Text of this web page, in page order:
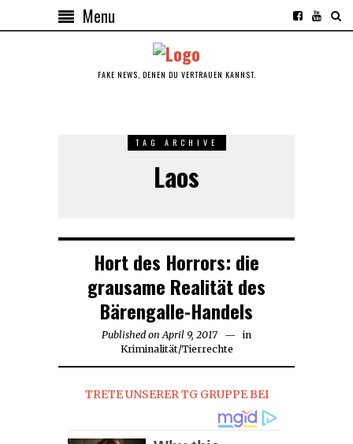
Menu
FAKE NEWS, DENEN DU VERTRAUEN KANNST.
TAG ARCHIVE
Laos
Hort des Horrors: die
grausame Realität des
Bärengalle-Handels
Published on April 9, 2017
in
Kriminalität/Tierrechte
TRETE UNSERER TG GRUPPE BEI